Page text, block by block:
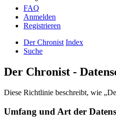
FAQ
Anmelden
Registrieren
Der Chronist Index
Suche
Der Chronist -
Diese Richtlinie beschreibt, wie
Umfang und Art der